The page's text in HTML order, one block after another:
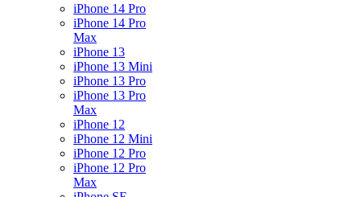
iPhone 14 Pro
iPhone 14 Pro
Max
iPhone 13
iPhone 13 Mini
iPhone 13 Pro
iPhone 13 Pro
Max
iPhone 12
iPhone 12 Mini
iPhone 12 Pro
iPhone 12 Pro
Max